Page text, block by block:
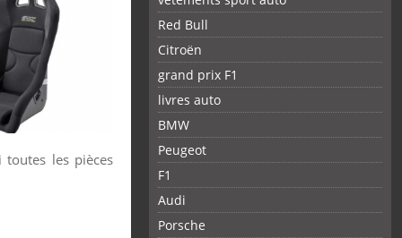
toutes les pièces
Red Bull
Citroën
grand prix F1
livres auto
BMW
Peugeot
F1
Audi
Porsche